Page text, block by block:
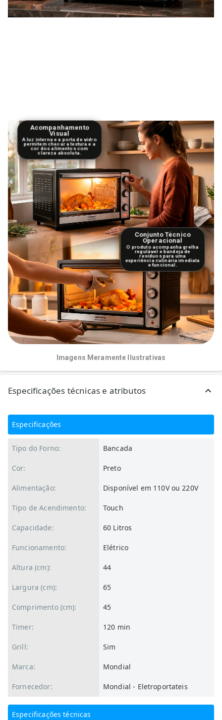
Acompanhamento
Visual
A luz interna e a porta de vidro
permitem checar a textura e a
cor dos alimentos com
clareza absoluta.
Conjunto Técnico
Operacional
O produto acompanha grelha
regulável e bandeja de
resíduos para uma
experiência culinária imediata
e funcional.
Imagens Meramente Ilustrativas
Especificações técnicas e atributos
Especificações
Tipo do Forno: Bancada
Cor: Preto
Alimentação: Disponível em 110V ou 220V
Tipo de Acendimento: Touch
Capacidade: 60 Litros
Funcionamento: Elétrico
Altura (cm): 44
Largura (cm): 65
Comprimento (cm): 45
Timer: 120 min
Grill: Sim
Marca: Mondial
Fornecedor: Mondial - Eletroportateis
Especificações técnicas